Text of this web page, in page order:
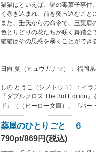
猫猫はといえば、謎の毒菓子事
く巻き込まれ、首を突っ込むこと
また、壬氏からの命令で、玉葉后
色とりどりの花たちが咲く舞踏会
猫猫はその思惑を暴くことができ
日向 夏（ヒュウガナツ）： 福岡
しの とうこ（シノトウコ）：イラ
『ダブルクロス The 3rd Edition
ド』（（ヒーロー文庫）、『バー
薬屋のひとりごと ６
790pt/869円(税込)